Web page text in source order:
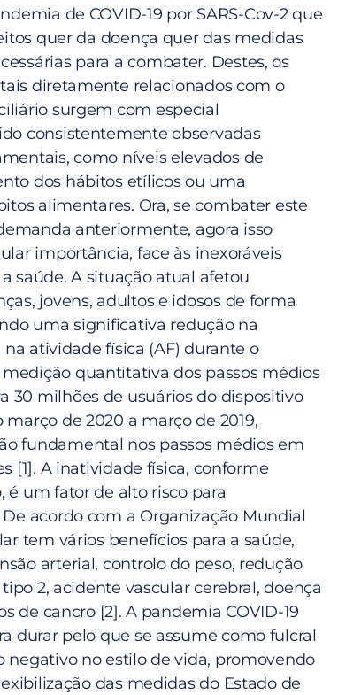
de COVID-19 por SARS-Cov-2 que
quer da doença quer das medidas
para a combater. Destes, os
diretamente relacionados com o
surgem com especial
consistentemente observadas
como níveis elevados de
dos hábitos etílicos ou uma
alimentares. Ora, se combater este
anteriormente, agora isso
importância, face às inexoráveis
saúde. A situação atual afetou
jovens, adultos e idosos de forma
uma significativa redução na
atividade física (AF) durante o
quantitativa dos passos médios
30 milhões de usuários do dispositivo
de 2020 a março de 2019,
fundamental nos passos médios em
[1]. A inatividade física, conforme
é um fator de alto risco para
acordo com a Organização Mundial
tem vários benefícios para a saúde,
arterial, controlo do peso, redução
2, acidente vascular cerebral, doença
de cancro [2]. A pandemia COVID-19
durar pelo que se assume como fulcral
no estilo de vida, promovendo
das medidas do Estado de